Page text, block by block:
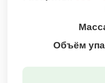
Объём